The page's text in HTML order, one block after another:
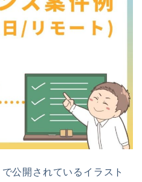
公開されているイラスト